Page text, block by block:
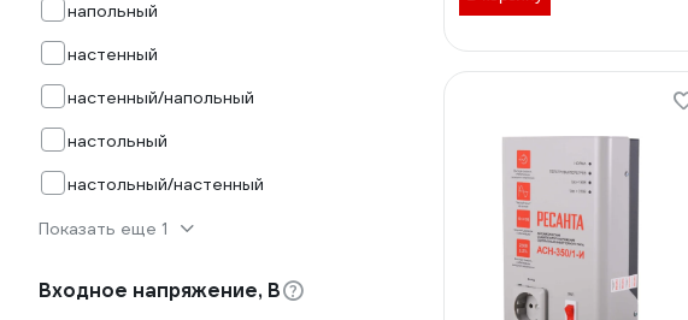
напольный
настенный
настенный/напольный
настольный
настольный/настенный
Показать еще 1
Входное напряжение, В